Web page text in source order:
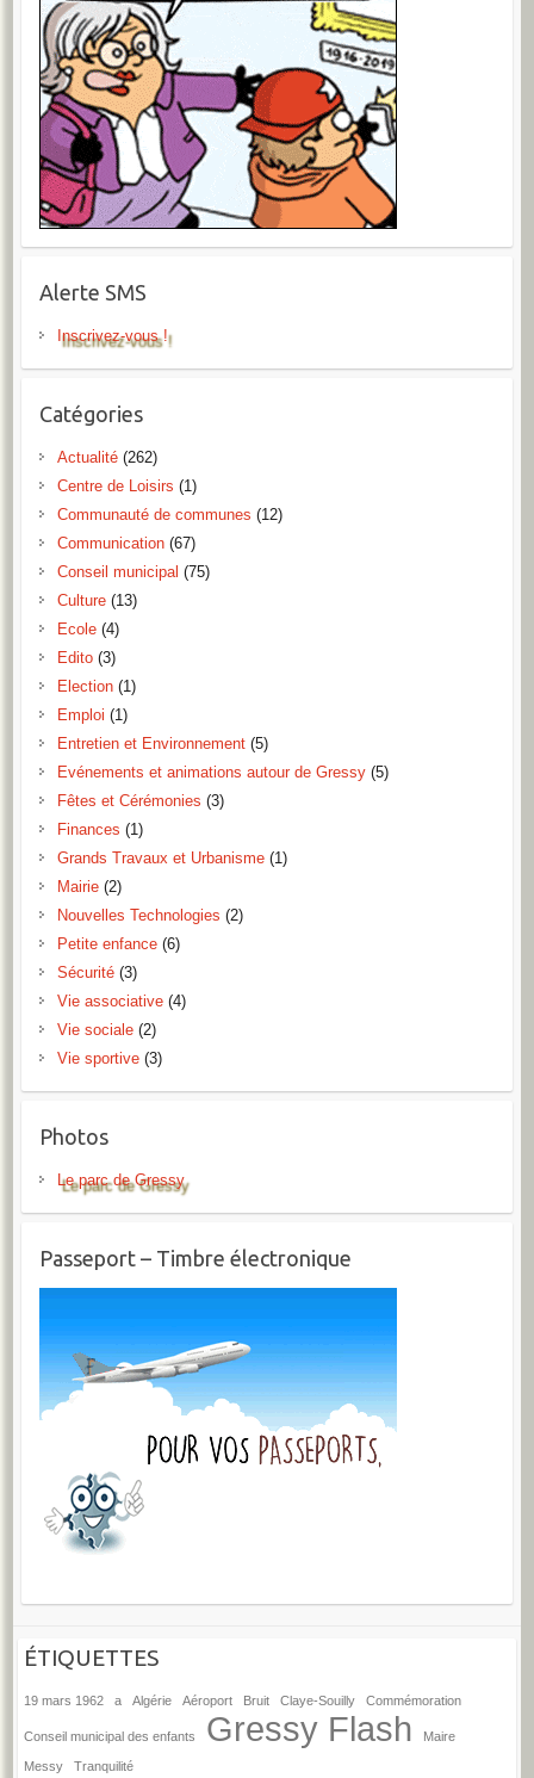
Alerte SMS
Inscrivez-vous !
Catégories
Actualité(262)
Centre de Loisirs (1)
Communauté de communes (12)
Communication(67)
Conseil municipal (75)
Culture(13)
Ecole(4)
Edito(3)
Election(1)
Emploi (1)
Entretien et Environnement(5)
Evénements et animations autour de Gressy(5)
Fêtes et Cérémonies (3)
Finances (1)
Grands Travaux et Urbanisme(1)
Mairie(2)
Nouvelles Technologies (2)
Petite enfance(6)
Sécurité(3)
Vie associative(4)
Vie sociale(2)
Vie sportive(3)
Photos
Le parc de Gressy
Passeport – Timbre électronique
ÉTIQUETTES
19 mars 1962 a Algérie Aéroport Bruit Claye-Souilly Commémoration
Conseil municipal des enfants Gressy Flash Maire
Messy Tranquilité